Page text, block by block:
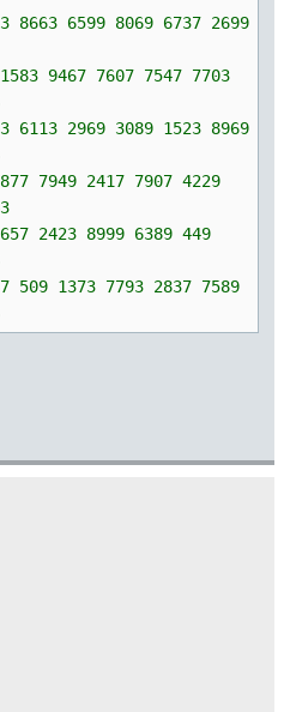
8663 6599 8069 6737 2699
9467 7607 7547 7703
6113 2969 3089 1523 8969
7949 2417 7907 4229
2423 8999 6389 449
509 1373 7793 2837 7589